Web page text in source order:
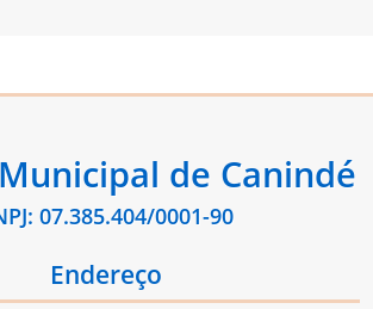
de Canindé
07.385.404/0001-90
Endereço